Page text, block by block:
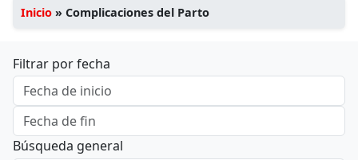
Inicio » Complicaciones del Parto
Filtrar por fecha
Búsqueda general